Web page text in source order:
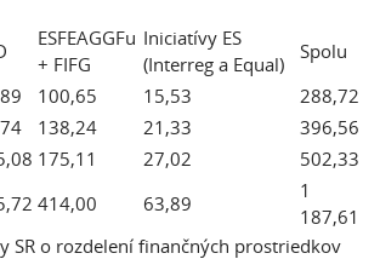
ESFEAGGFu
+ FIFG
Iniciatívy ES
(Interreg a Equal)
Spolu
100,65 15,53
288,72
138,24 21,33
396,56
175,11 27,02
502,33
414,00 63,89
1
187,61
SR o rozdelení finančných prostriedkov